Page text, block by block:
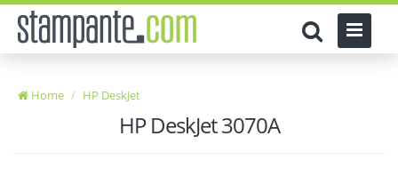
Home HP DeskJet
HP DeskJet 3070A